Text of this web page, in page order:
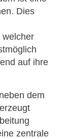
Dies
welcher
auf ihre
dem
zentrale